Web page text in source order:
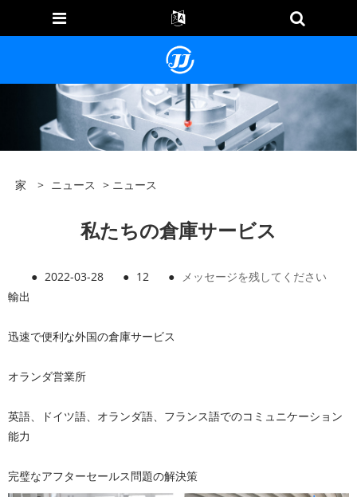
家 > ニュース > ニュース
私たちの倉庫サービス
● 2022-03-28 ● 12 ●
メッセージを残してください
輸出
迅速で便利な外国の倉庫サービス
オランダ営業所
英語、ドイツ語、オランダ語、フランス語でのコミュニケーション
能力
完璧なアフターセールス問題の解決策